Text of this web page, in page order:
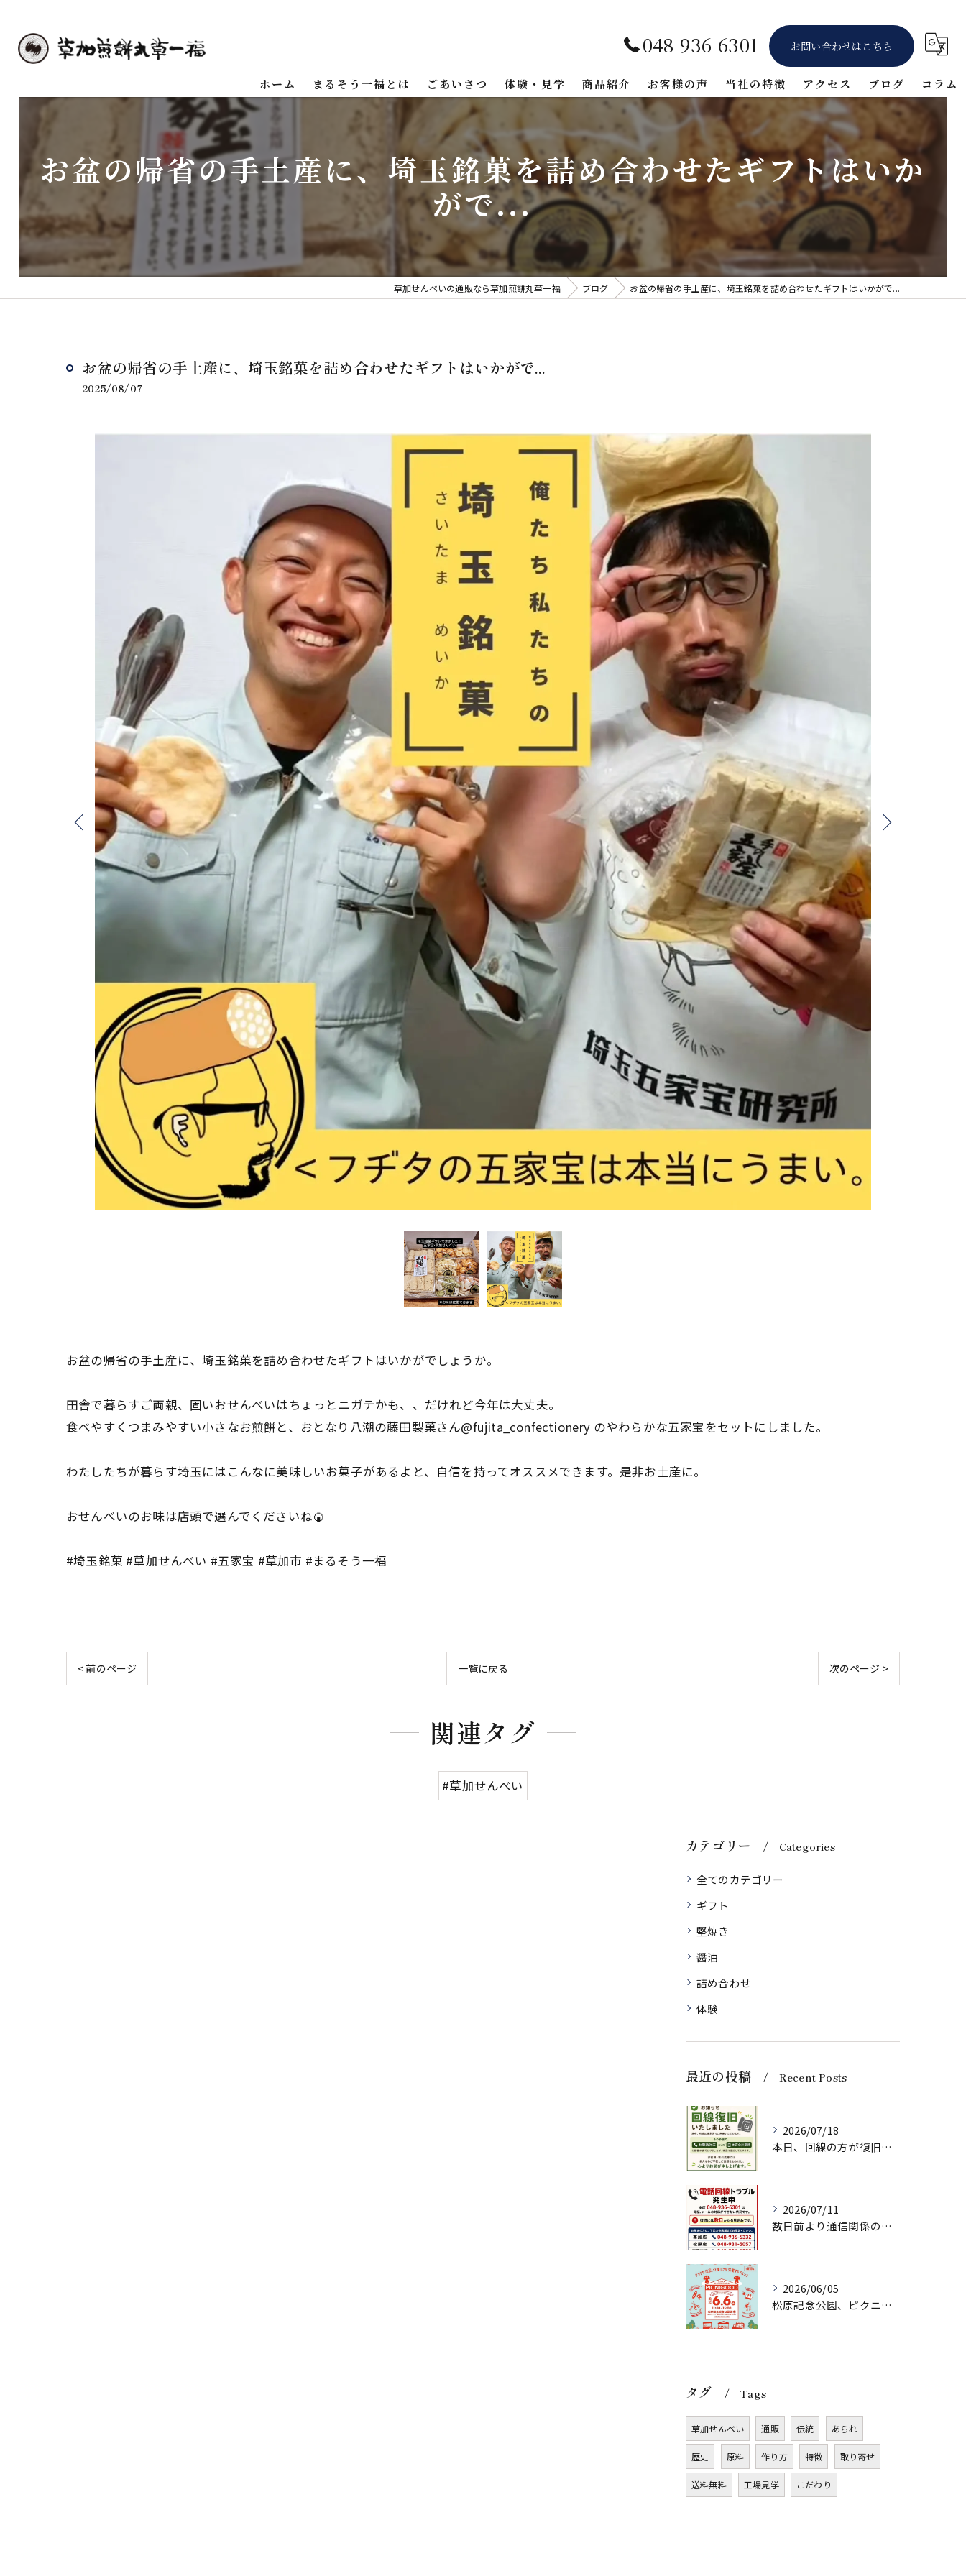
048-936-6301 お問い合わせはこちら
ホーム まるそう一福とは ごあいさつ 体験・見学 商品紹介 お客様の声 当社の特徴
ギフト
堅焼き
詰め合わせ
体験
アクセス ブログ コラム
お盆の帰省の手土産に、埼玉銘菓を詰め合わせたギフトはいか
がで...
草加せんべいの通販なら草加煎餅丸草一福 ブログ お盆の帰省の手土産に、埼玉銘菓を詰め合わせたギフトはいかがで...
お盆の帰省の手土産に、埼玉銘菓を詰め合わせたギフトはいかがで...
2025/08/07
お盆の帰省の手土産に、埼玉銘菓を詰め合わせたギフトはいかがでしょうか。
田舎で暮らすご両親、固いおせんべいはちょっとニガテかも、、だけれど今年は大丈夫。
食べやすくつまみやすい小さなお煎餅と、おとなり八潮の藤田製菓さん@fujita_confectionery のやわらかな五家宝をセットにしました。
わたしたちが暮らす埼玉にはこんなに美味しいお菓子があるよと、自信を持ってオススメできます。是非お土産に。
おせんべいのお味は店頭で選んでくださいね🍘
#埼玉銘菓 #草加せんべい #五家宝 #草加市 #まるそう一福
< 前のページ 一覧に戻る 次のページ >
関連タグ
#草加せんべい
カテゴリー Categories
全てのカテゴリー
ギフト
堅焼き
醤油
詰め合わせ
体験
最近の投稿 Recent Posts
2026/07/18
本日、回線の方が復旧いたしましたのでお知らせいたします。
2026/07/11
数日前より通信関係の調子が悪く、ネット注文、メールでのお問い...
2026/06/05
松原記念公園、ピクニグッド様に初出店させていただきます！
タグ Tags
草加せんべい 通販 伝統 あられ
歴史 原料 作り方 特徴 取り寄せ
送料無料 工場見学 こだわり